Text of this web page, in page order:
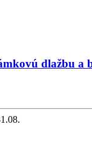
dlažbu a